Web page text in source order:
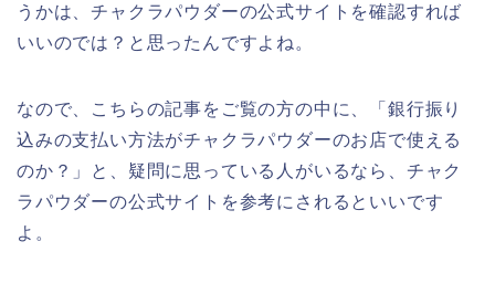
うかは、チャクラパウダーの公式サイトを確認すれば
いいのでは？と思ったんですよね。
なので、こちらの記事をご覧の方の中に、「銀行振り
込みの支払い方法がチャクラパウダーのお店で使える
のか？」と、疑問に思っている人がいるなら、チャク
ラパウダーの公式サイトを参考にされるといいです
よ。